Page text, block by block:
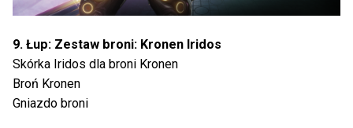
9. Łup: Zestaw broni: Kronen Iridos
Skórka Iridos dla broni Kronen
Broń Kronen
Gniazdo broni